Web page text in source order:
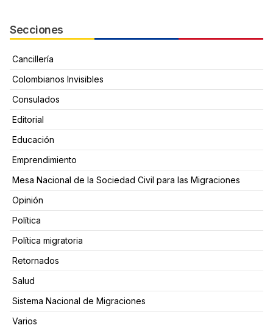
Secciones
Cancillería
Colombianos Invisibles
Consulados
Editorial
Educación
Emprendimiento
Mesa Nacional de la Sociedad Civil para las Migraciones
Opinión
Política
Política migratoria
Retornados
Salud
Sistema Nacional de Migraciones
Varios